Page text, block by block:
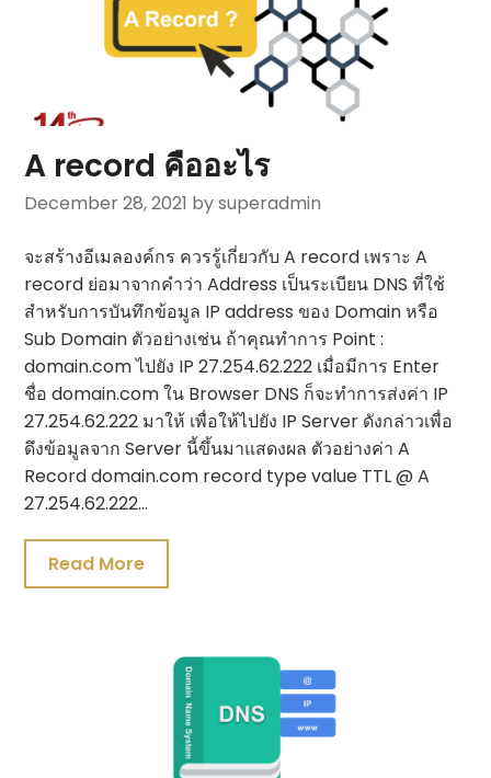
A record คืออะไร
December 28, 2021 by superadmin
จะสร้างอีเมลองค์กร ควรรู้เกี่ยวกับ A record เพราะ A
record ย่อมาจากคำว่า Address เป็นระเบียน DNS ที่ใช้
สำหรับการบันทึกข้อมูล IP address ของ Domain หรือ
Sub Domain ตัวอย่างเช่น ถ้าคุณทำการ Point :
domain.com ไปยัง IP 27.254.62.222 เมื่อมีการ Enter
ชื่อ domain.com ใน Browser DNS ก็จะทำการส่งค่า IP
27.254.62.222 มาให้ เพื่อให้ไปยัง IP Server ดังกล่าวเพื่อ
ดึงข้อมูลจาก Server นี้ขึ้นมาแสดงผล ตัวอย่างค่า A
Record domain.com record type value TTL @ A
27.254.62.222…
Read More